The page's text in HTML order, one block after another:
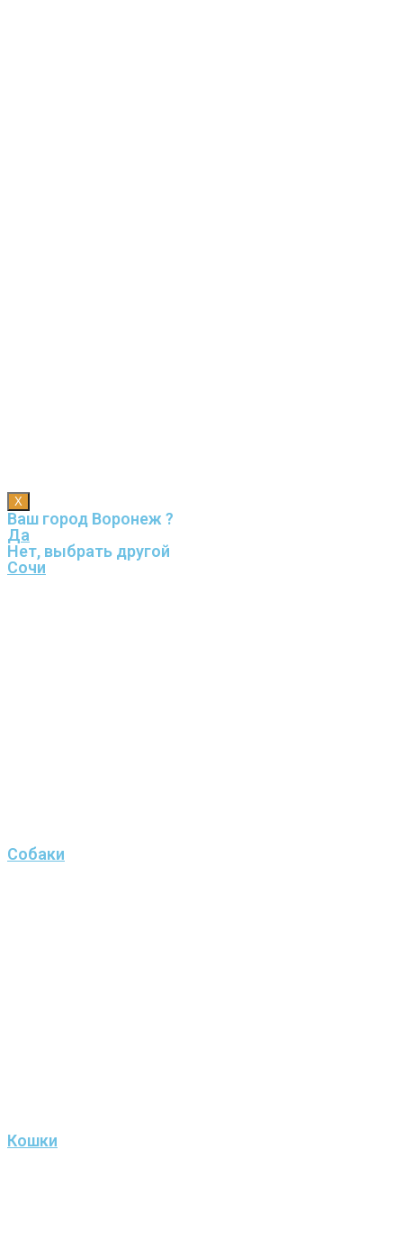
X
Ваш город Воронеж ?
Да
Нет, выбрать другой
Сочи
Собаки
Кошки